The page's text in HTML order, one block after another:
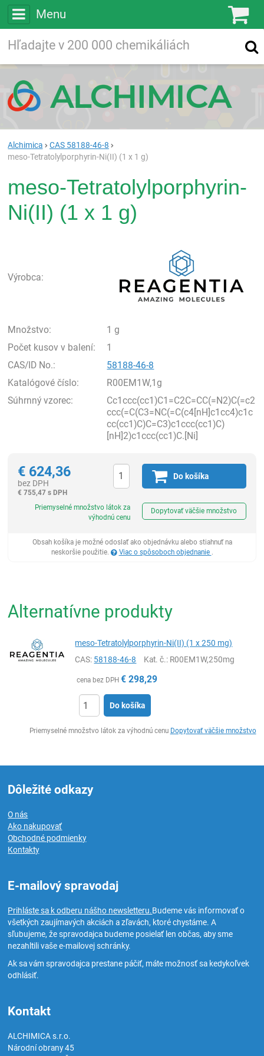
Menu
Vyhľadávanie
Alchimica
CAS 58188-46-8
meso-Tetratolylporphyrin-Ni(II) (1 x 1 g)
meso-Tetratolylporphyrin-
Ni(II) (1 x 1 g)
Výrobca:
Množstvo:
1 g
Počet kusov v balení:
1
CAS/ID No.:
58188-46-8
Katalógové číslo:
R00EM1W,1g
Súhrnný vzorec:
Cc1ccc(cc1)C1=C2C=CC(=N2)C(=c2
ccc(=C(C3=NC(=C(c4[nH]c1cc4)c1c
cc(cc1)C)C=C3)c1ccc(cc1)C)
[nH]2)c1ccc(cc1)C.[Ni]
€ 624,36
bez DPH
€ 755,47 s DPH
Do košíka
Priemyselné množstvo látok za
výhodnú cenu
Dopytovať väčšie množstvo
Obsah košíka je možné odoslať ako objednávku alebo stiahnuť na
neskoršie použitie.
Viac o spôsoboch objednanie .
Alternatívne produkty
meso-Tetratolylporphyrin-Ni(II) (1 x 250 mg)
CAS: 58188-46-8 Kat. č.: R00EM1W,250mg
cena bez DPH € 298,29
Do košíka
Priemyselné množstvo látok za výhodnú cenu Dopytovať väčšie množstvo
Dôležité odkazy
O nás
Ako nakupovať
Obchodné podmienky
Kontakty
E-mailový spravodaj
Prihláste sa k odberu nášho newsletteru.Budeme vás informovať o
všetkých zaujímavých akciách a zľavách, ktoré chystáme. A
sľubujeme, že spravodajca budeme posielať len občas, aby sme
nezahltili vaše e-mailovej schránky.
Ak sa vám spravodajca prestane páčiť, máte možnosť sa kedykoľvek
odhlásiť.
Kontakt
ALCHIMICA s.r.o.
Národní obrany 45